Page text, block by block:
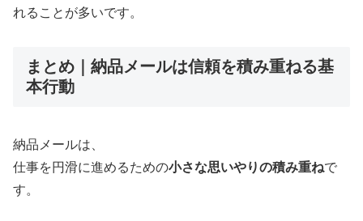
れることが多いです。
まとめ｜納品メールは信頼を積み重ねる基
本行動
納品メールは、
仕事を円滑に進めるための小さな思いやりの積み重ねで
す。